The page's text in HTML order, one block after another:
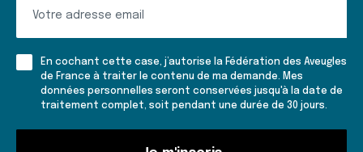
à
lettre
En cochant cette case, j’autorise la Fédération des Aveugles
de France à traiter le contenu de ma demande. Mes
données personnelles seront conservées jusqu'à la date de
traitement complet, soit pendant une durée de 30 jours.